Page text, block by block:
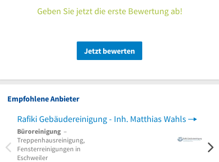
Geben Sie jetzt die erste Bewertung ab!
Jetzt bewerten
Empfohlene Anbieter
Rafiki Gebäudereinigung - Inh. Matthias Wahls
Büroreinigung –
Treppenhausreinigung,
Fensterreinigungen in
Eschweiler